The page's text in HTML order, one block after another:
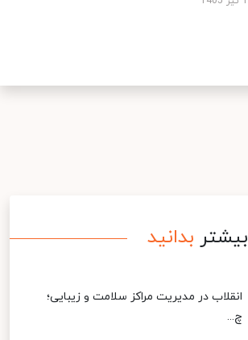
بیشتر بدانید
انقلاب در مدیریت مراکز سلامت و زیبایی؛
چ...